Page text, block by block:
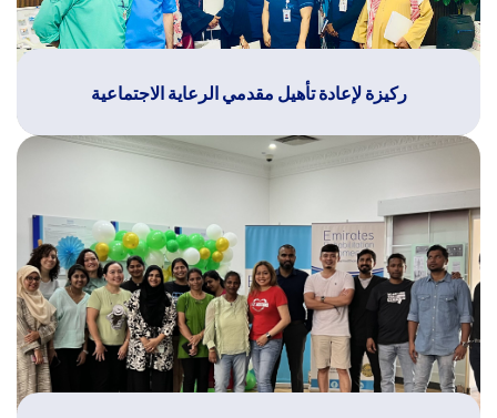
ركيزة لإعادة تأهيل مقدمي الرعاية الاجتماعية